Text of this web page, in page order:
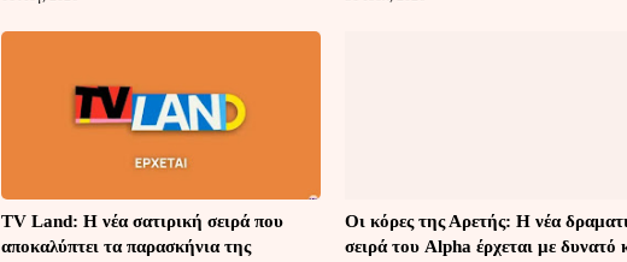
TV Land: Η νέα σατιρική σειρά που
αποκαλύπτει τα παρασκήνια της
Οι κόρες της Αρετής: Η νέα
σειρά του Alpha έρχεται με δυνατό